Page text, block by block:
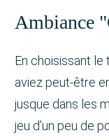
Ambiance
En choisissant
aviez peut-être
jusque dans les
jeu d’un peu de